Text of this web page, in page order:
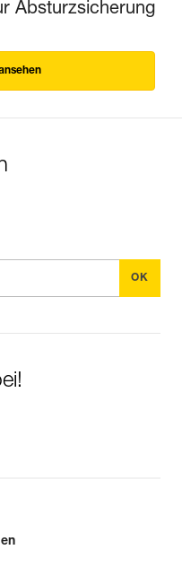
Absturzsicherung